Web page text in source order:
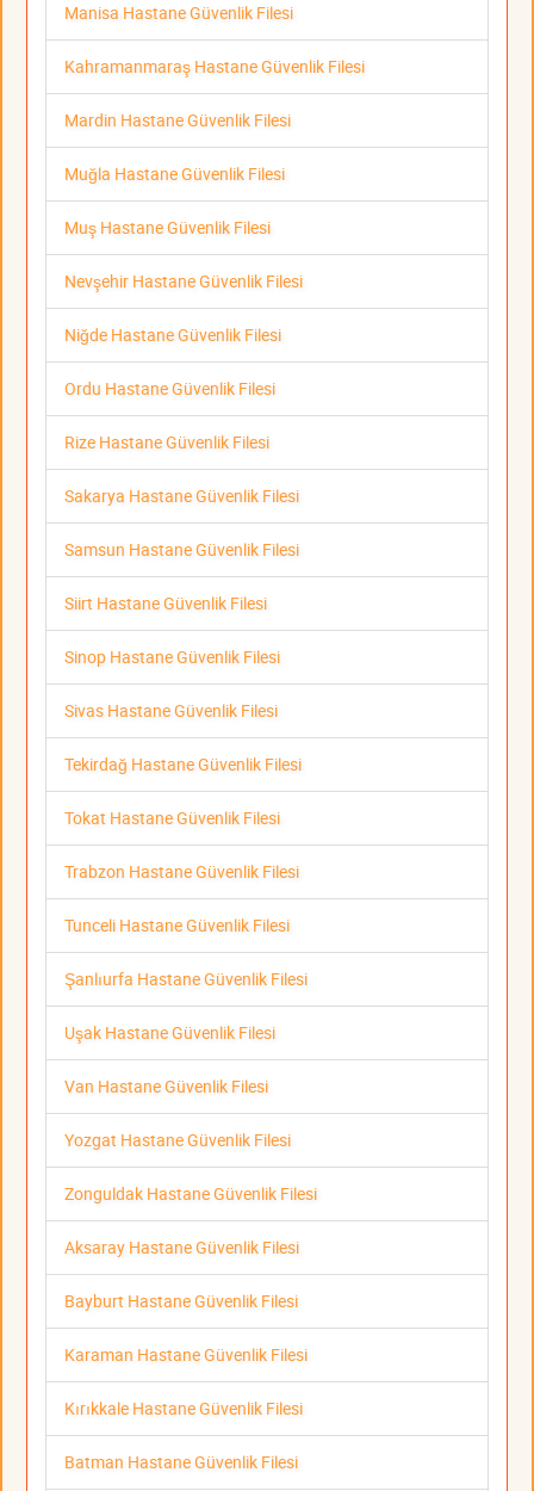
Manisa Hastane Güvenlik Filesi
Kahramanmaraş Hastane Güvenlik Filesi
Mardin Hastane Güvenlik Filesi
Muğla Hastane Güvenlik Filesi
Muş Hastane Güvenlik Filesi
Nevşehir Hastane Güvenlik Filesi
Niğde Hastane Güvenlik Filesi
Ordu Hastane Güvenlik Filesi
Rize Hastane Güvenlik Filesi
Sakarya Hastane Güvenlik Filesi
Samsun Hastane Güvenlik Filesi
Siirt Hastane Güvenlik Filesi
Sinop Hastane Güvenlik Filesi
Sivas Hastane Güvenlik Filesi
Tekirdağ Hastane Güvenlik Filesi
Tokat Hastane Güvenlik Filesi
Trabzon Hastane Güvenlik Filesi
Tunceli Hastane Güvenlik Filesi
Şanlıurfa Hastane Güvenlik Filesi
Uşak Hastane Güvenlik Filesi
Van Hastane Güvenlik Filesi
Yozgat Hastane Güvenlik Filesi
Zonguldak Hastane Güvenlik Filesi
Aksaray Hastane Güvenlik Filesi
Bayburt Hastane Güvenlik Filesi
Karaman Hastane Güvenlik Filesi
Kırıkkale Hastane Güvenlik Filesi
Batman Hastane Güvenlik Filesi